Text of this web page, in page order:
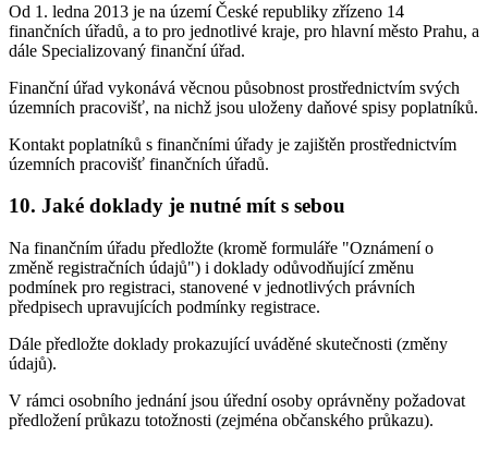
Od 1. ledna 2013 je na území České republiky zřízeno 14
finančních úřadů, a to pro jednotlivé kraje, pro hlavní město Prahu, a
dále Specializovaný finanční úřad.
Finanční úřad vykonává věcnou působnost prostřednictvím svých
územních pracovišť, na nichž jsou uloženy daňové spisy poplatníků.
Kontakt poplatníků s finančními úřady je zajištěn prostřednictvím
územních pracovišť finančních úřadů.
10. Jaké doklady je nutné mít s sebou
Na finančním úřadu předložte (kromě formuláře "Oznámení o
změně registračních údajů") i doklady odůvodňující změnu
podmínek pro registraci, stanovené v jednotlivých právních
předpisech upravujících podmínky registrace.
Dále předložte doklady prokazující uváděné skutečnosti (změny
údajů).
V rámci osobního jednání jsou úřední osoby oprávněny požadovat
předložení průkazu totožnosti (zejména občanského průkazu).